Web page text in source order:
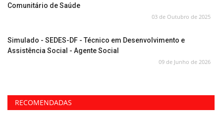
Comunitário de Saúde
03 de Outubro de 2025
Simulado - SEDES-DF - Técnico em Desenvolvimento e
Assistência Social - Agente Social
09 de Junho de 2026
RECOMENDADAS